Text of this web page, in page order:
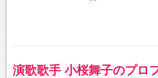
演歌歌手 小桜舞子のプロ